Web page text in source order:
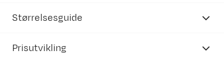
Størrelsesguide
Twentyfour
Prisutvikling